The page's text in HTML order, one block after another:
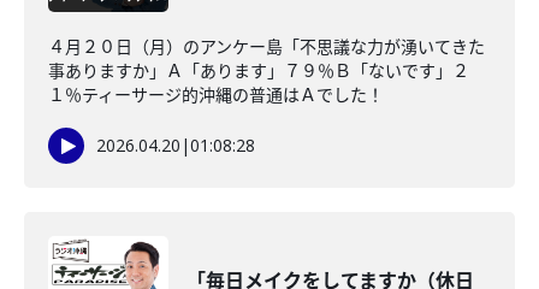
４月２０日（月）のアンケー島「不思議な力が湧いてきた
事ありますか」Ａ「あります」７９％Ｂ「ないです」２
１％ティーサージ的沖縄の普通はＡでした！
2026.04.20 |01:08:28
「毎日メイクをしてますか（休日